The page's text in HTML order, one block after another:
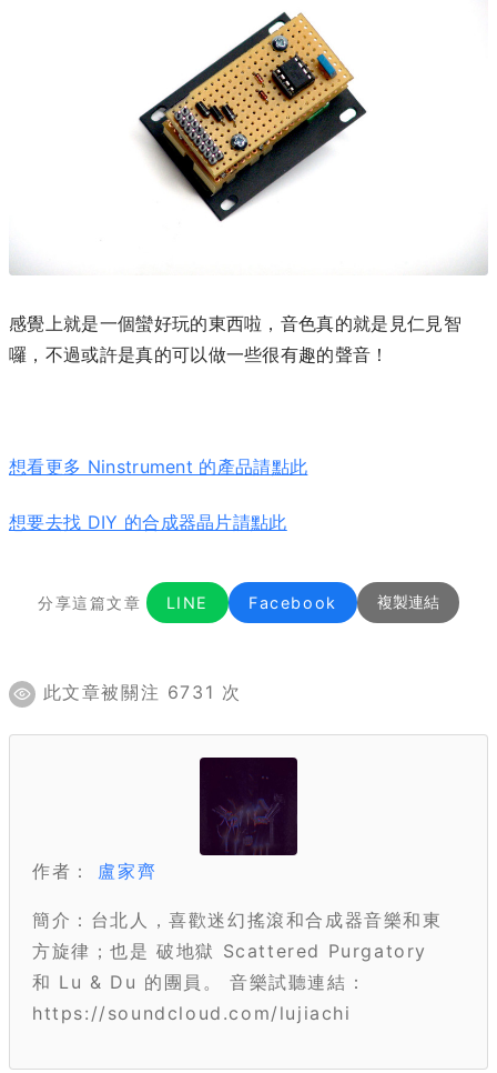
感覺上就是一個蠻好玩的東西啦，音色真的就是見仁見智
囉，不過或許是真的可以做一些很有趣的聲音！
想看更多 Ninstrument 的產品請點此
想要去找 DIY 的合成器晶片請點此
分享這篇文章 LINE Facebook 複製連結
此文章被關注 6731 次
作者： 盧家齊
簡介：台北人，喜歡迷幻搖滾和合成器音樂和東
方旋律；也是 破地獄 Scattered Purgatory
和 Lu & Du 的團員。 音樂試聽連結：
https://soundcloud.com/lujiachi